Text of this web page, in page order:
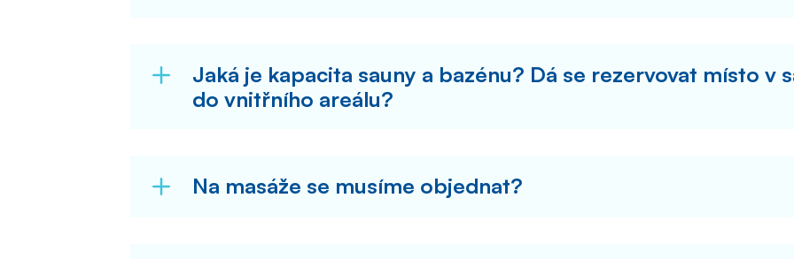
Jaká je kapacita sauny a bazénu? Dá se rezervovat místo v
do vnitřního areálu?
Na masáže se musíme objednat?